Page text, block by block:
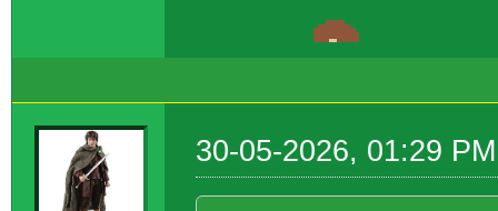
30-05-2026, 01:29 PM